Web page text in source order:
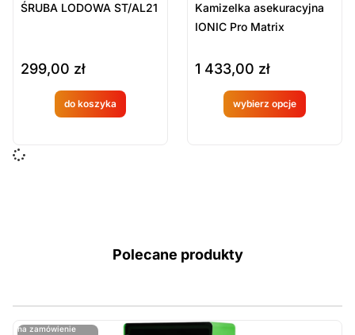
ŚRUBA LODOWA ST/AL21
299,00 zł
do koszyka
Produkt
dostępny
Kamizelka asekuracyjna
IONIC Pro Matrix
1 433,00 zł
wybierz opcje
Produkt
Polecane produkty
na zamówienie
ostatnie sztuki